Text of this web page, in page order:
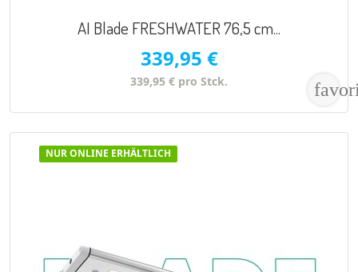
AI Blade FRESHWATER 76,5 cm...
339,95 €
339,95 € pro Stck.
NUR ONLINE ERHÄLTLICH